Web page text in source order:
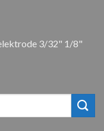
3/32" 1/8"